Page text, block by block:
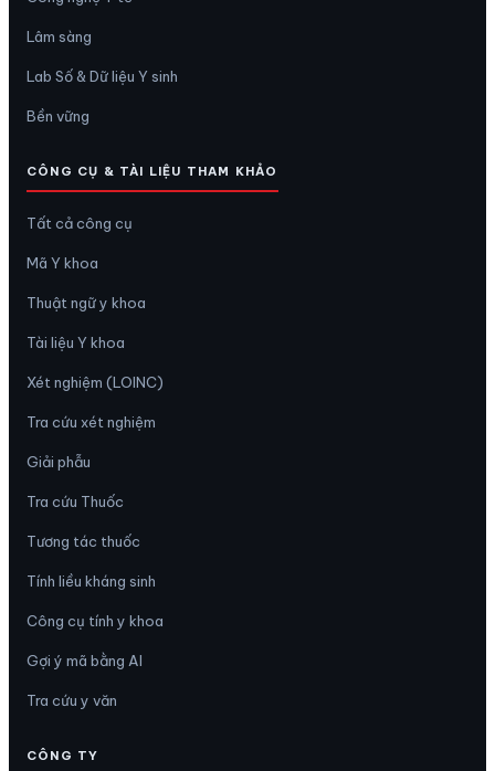
Lâm sàng
Lab Số & Dữ liệu Y sinh
Bền vững
CÔNG CỤ & TÀI LIỆU THAM KHẢO
Tất cả công cụ
Mã Y khoa
Thuật ngữ y khoa
Tài liệu Y khoa
Xét nghiệm (LOINC)
Tra cứu xét nghiệm
Giải phẫu
Tra cứu Thuốc
Tương tác thuốc
Tính liều kháng sinh
Công cụ tính y khoa
Gợi ý mã bằng AI
Tra cứu y văn
CÔNG TY